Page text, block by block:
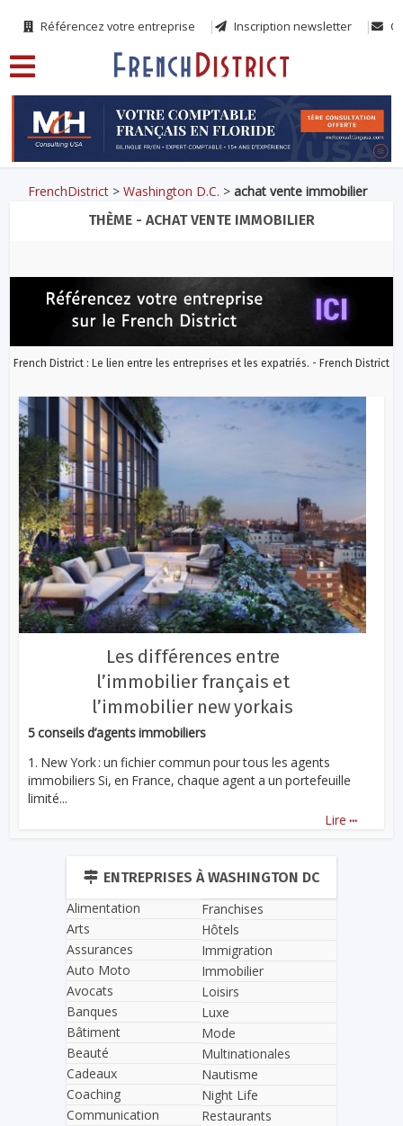
Référencez votre entreprise Inscription newsletter
FrenchDistrict >Washington D.C. >achat vente immobilier
THÈME - ACHAT VENTE IMMOBILIER
French District : Le lien entre les entreprises et les expatriés. - French District
Les différences entre
l’immobilier français et
l’immobilier new yorkais
5 conseils d’agents immobiliers
1. New York : un fichier commun pour tous les agents
immobiliers Si, en France, chaque agent a un portefeuille
limité...
Lire ...
ENTREPRISES À WASHINGTON DC
Alimentation
Arts
Assurances
Auto Moto
Avocats
Banques
Bâtiment
Beauté
Cadeaux
Coaching
Communication
Franchises
Hôtels
Immigration
Immobilier
Loisirs
Luxe
Mode
Multinationales
Nautisme
Night Life
Restaurants